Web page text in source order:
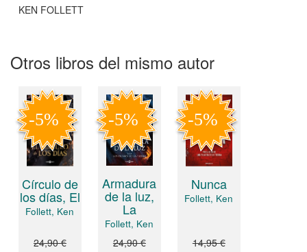
KEN FOLLETT
Otros libros del mismo autor
Círculo de
los días, El
Follett, Ken
24,90 €
Armadura
de la luz,
La
Follett, Ken
24,90 €
Nunca
Follett, Ken
14,95 €